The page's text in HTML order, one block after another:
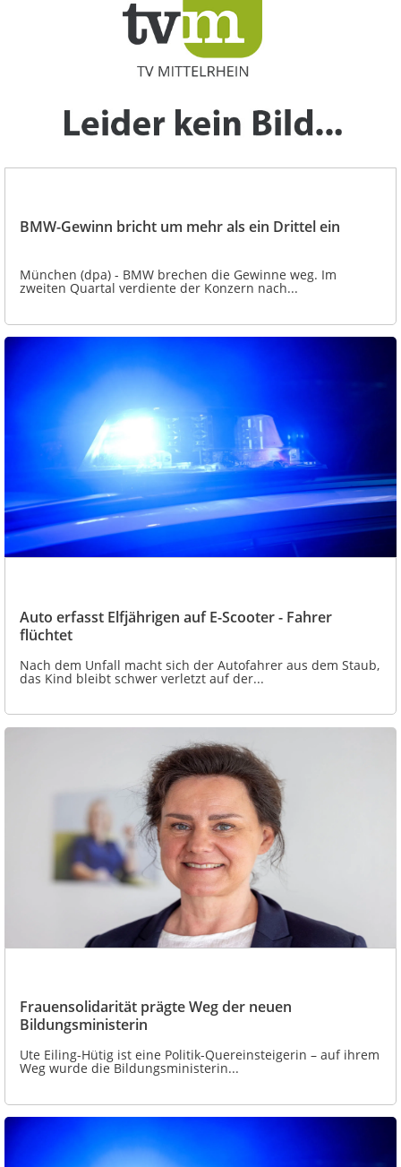
BMW-Gewinn bricht um mehr als ein Drittel ein
München (dpa) - BMW brechen die Gewinne weg. Im
zweiten Quartal verdiente der Konzern nach...
Auto erfasst Elfjährigen auf E-Scooter - Fahrer
flüchtet
Nach dem Unfall macht sich der Autofahrer aus dem Staub,
das Kind bleibt schwer verletzt auf der...
Frauensolidarität prägte Weg der neuen
Bildungsministerin
Ute Eiling-Hütig ist eine Politik-Quereinsteigerin – auf ihrem
Weg wurde die Bildungsministerin...